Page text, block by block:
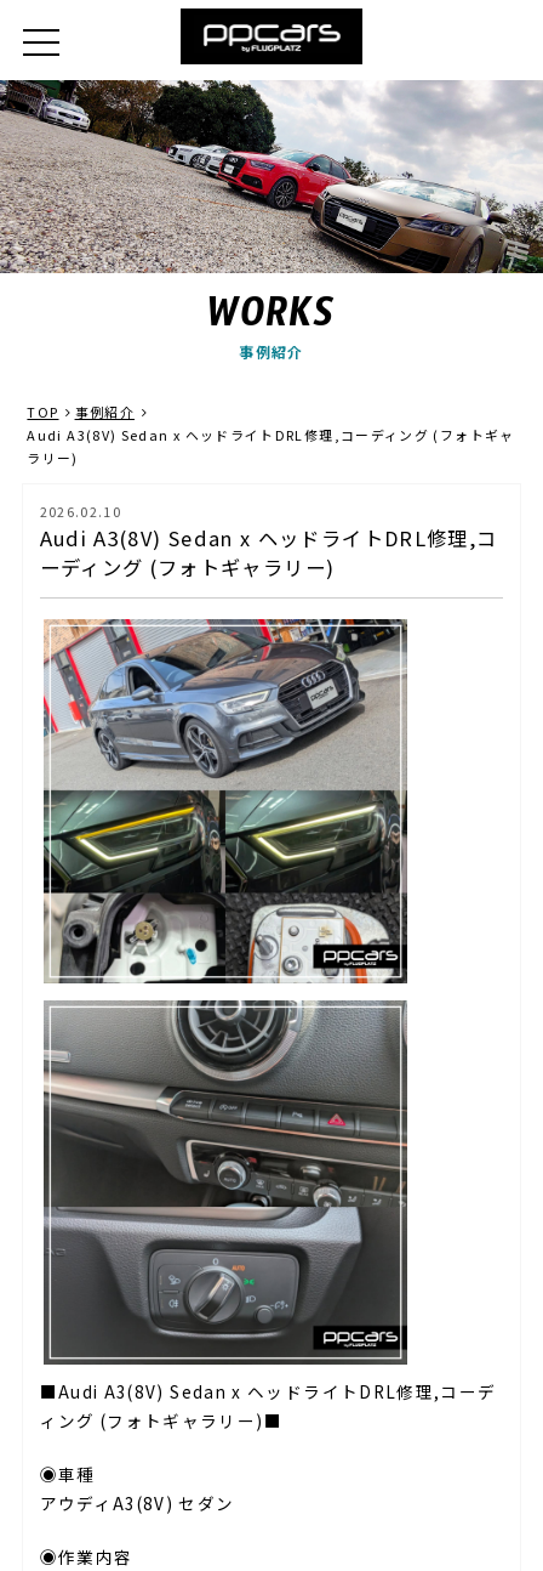
WORKS
事例紹介
TOP
事例紹介
Audi A3(8V) Sedan x ヘッドライトDRL修理,コーディング (フォトギャ
ラリー)
2026.02.10
Audi A3(8V) Sedan x ヘッドライトDRL修理,コ
ーディング (フォトギャラリー)
■Audi A3(8V) Sedan x ヘッドライトDRL修理,コーデ
ィング (フォトギャラリー)■
◉車種
アウディA3(8V) セダン
◉作業内容